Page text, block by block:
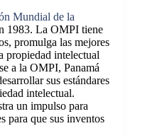
Mundial de la
1983. La OMPI tiene
promulga las mejores
propiedad intelectual
a la OMPI, Panamá
sus estándares
intelectual.
un impulso para
para que sus inventos